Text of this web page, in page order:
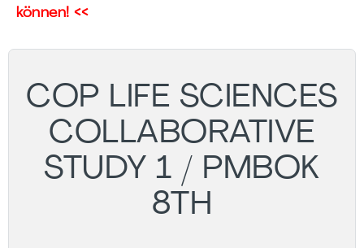
können! <<
COP LIFE SCIENCES
COLLABORATIVE
STUDY 1 / PMBOK
8TH